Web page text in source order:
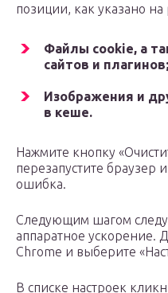
позиции, как указано на
Файлы cookie, а
сайтов и плагинов;
Изображения и
в кеше.
Нажмите кнопку
перезапустите браузер
ошибка.
Следующим шагом
аппаратное ускорение.
Chrome и выберите
В списке настроек